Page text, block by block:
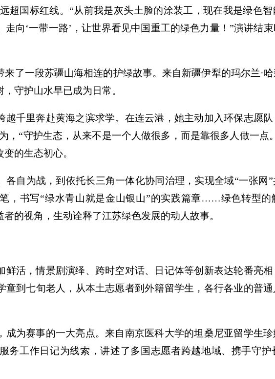
超国标红线。“从前我是灰头土脸的涂装工，现在我是绿色智
向‘一带一路’，让世界看见中国重工的绿色力量！”演讲结
了一段苏疆山海相连的护绿故事。来自新疆伊犁的玛尔兰·
守护山水早已成为日常。
千里奔赴黄海之滨求学。在连云港，她主动加入环保志愿队
，“守护生态，从来不是一个人做很多，而是靠很多人做一点
的生态初心。
各自为战，到依托长三角一体化协同治理，实现全域“一张网
，书写“绿水青山就是金山银山”的实践篇章……绿色转型的
的视角，生动诠释了江苏绿色发展的动人故事。
鲜活，情景剧演绎、跨时空对话、日记体等创新表达轮番亮
童到七旬老人，从本土志愿者到外籍留学生，各行各业的普
成为赛事的一大亮点。来自南京医科大学的坦桑尼亚留学生
务工作日记为线索，讲述了多国志愿者跨越地域、携手守护